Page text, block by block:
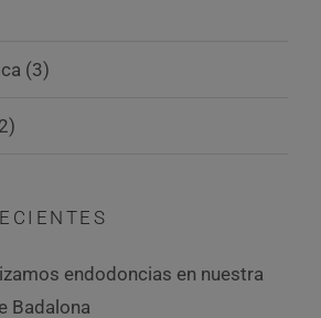
(3)
endodoncias en nuestra
Badalona